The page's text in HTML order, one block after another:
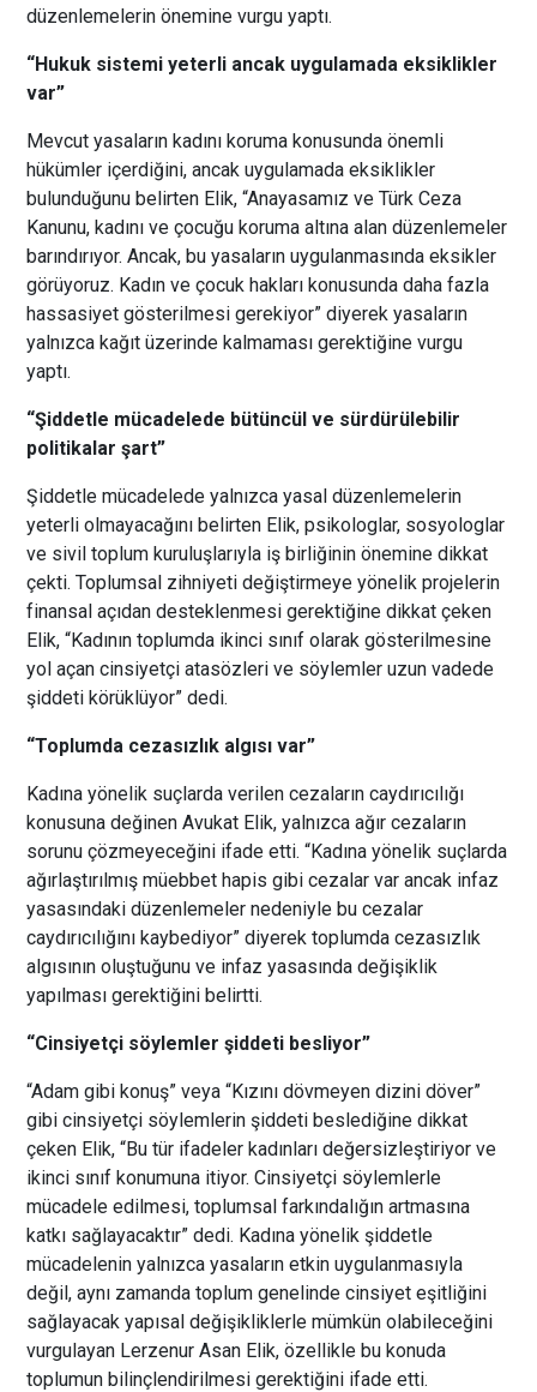
düzenlemelerin önemine vurgu yaptı.
“Hukuk sistemi yeterli ancak uygulamada eksiklikler
var”
Mevcut yasaların kadını koruma konusunda önemli
hükümler içerdiğini, ancak uygulamada eksiklikler
bulunduğunu belirten Elik, “Anayasamız ve Türk Ceza
Kanunu, kadını ve çocuğu koruma altına alan düzenlemeler
barındırıyor. Ancak, bu yasaların uygulanmasında eksikler
görüyoruz. Kadın ve çocuk hakları konusunda daha fazla
hassasiyet gösterilmesi gerekiyor” diyerek yasaların
yalnızca kağıt üzerinde kalmaması gerektiğine vurgu
yaptı.
“Şiddetle mücadelede bütüncül ve sürdürülebilir
politikalar şart”
Şiddetle mücadelede yalnızca yasal düzenlemelerin
yeterli olmayacağını belirten Elik, psikologlar, sosyologlar
ve sivil toplum kuruluşlarıyla iş birliğinin önemine dikkat
çekti. Toplumsal zihniyeti değiştirmeye yönelik projelerin
finansal açıdan desteklenmesi gerektiğine dikkat çeken
Elik, “Kadının toplumda ikinci sınıf olarak gösterilmesine
yol açan cinsiyetçi atasözleri ve söylemler uzun vadede
şiddeti körüklüyor” dedi.
“Toplumda cezasızlık algısı var”
Kadına yönelik suçlarda verilen cezaların caydırıcılığı
konusuna değinen Avukat Elik, yalnızca ağır cezaların
sorunu çözmeyeceğini ifade etti. “Kadına yönelik suçlarda
ağırlaştırılmış müebbet hapis gibi cezalar var ancak infaz
yasasındaki düzenlemeler nedeniyle bu cezalar
caydırıcılığını kaybediyor” diyerek toplumda cezasızlık
algısının oluştuğunu ve infaz yasasında değişiklik
yapılması gerektiğini belirtti.
“Cinsiyetçi söylemler şiddeti besliyor”
“Adam gibi konuş” veya “Kızını dövmeyen dizini döver”
gibi cinsiyetçi söylemlerin şiddeti beslediğine dikkat
çeken Elik, “Bu tür ifadeler kadınları değersizleştiriyor ve
ikinci sınıf konumuna itiyor. Cinsiyetçi söylemlerle
mücadele edilmesi, toplumsal farkındalığın artmasına
katkı sağlayacaktır” dedi. Kadına yönelik şiddetle
mücadelenin yalnızca yasaların etkin uygulanmasıyla
değil, aynı zamanda toplum genelinde cinsiyet eşitliğini
sağlayacak yapısal değişikliklerle mümkün olabileceğini
vurgulayan Lerzenur Asan Elik, özellikle bu konuda
toplumun bilinçlendirilmesi gerektiğini ifade etti.